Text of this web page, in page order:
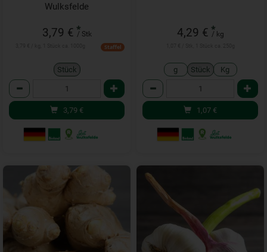
Wulksfelde
3,79 € *
/ Stk
Staffel
Stück
Anzahl
3,79 €
4,29 € *
/ kg
g Stück Kg
Anzahl
1,07 €